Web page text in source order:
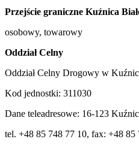
Przejście graniczne Kuźnica
osobowy, towarowy
Oddział Celny
Oddział Celny Drogowy w
Kod jednostki: 311030
Dane teleadresowe: 16-123
tel. +48 85 748 77 10, fax: +48 85